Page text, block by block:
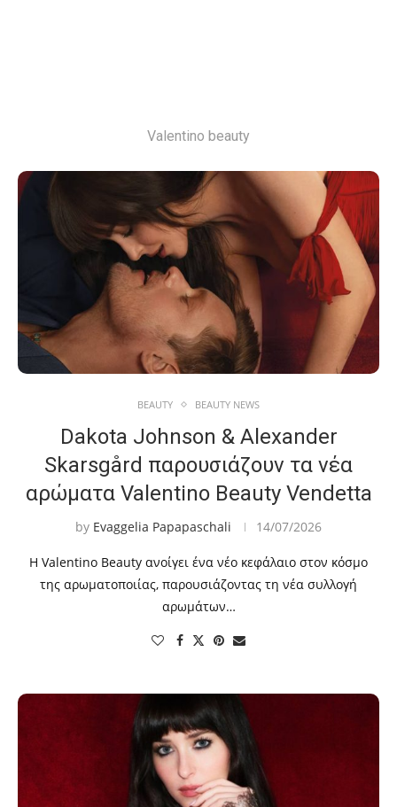
Valentino beauty
BEAUTY BEAUTY NEWS
Dakota Johnson & Alexander
Skarsgård παρουσιάζουν τα νέα
αρώματα Valentino Beauty Vendetta
by Evaggelia Papapaschali 14/07/2026
Η Valentino Beauty ανοίγει ένα νέο κεφάλαιο στον κόσμο
της αρωματοποιίας, παρουσιάζοντας τη νέα συλλογή
αρωμάτων…